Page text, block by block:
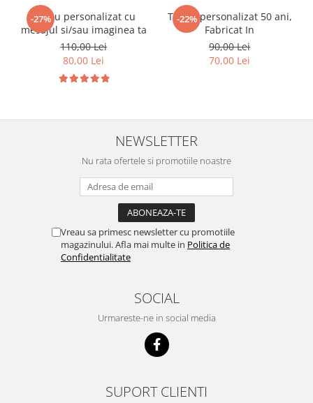
-27%
Tricou personalizat cu
mesajul si/sau imaginea ta
110,00 Lei
80,00 Lei
-22%
Tricou personalizat 50 ani,
Fabricat In
90,00 Lei
70,00 Lei
NEWSLETTER
Nu rata ofertele si promotiile noastre
Vreau sa primesc newsletter cu promotiile
magazinului. Afla mai multe in Politica de
Confidentialitate
SOCIAL
Urmareste-ne in social media
SUPORT CLIENTI